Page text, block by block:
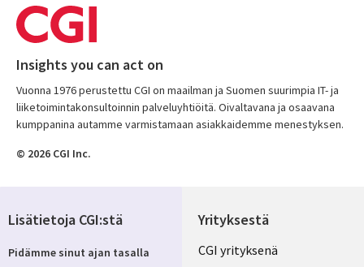
Insights you can act on
Vuonna 1976 perustettu CGI on maailman ja Suomen suurimpia IT- ja
liiketoimintakonsultoinnin palveluyhtiöitä. Oivaltavana ja osaavana
kumppanina autamme varmistamaan asiakkaidemme menestyksen.
© 2026 CGI Inc.
Yrityksestä
Useful
CGI yrityksenä
Lisätietoja CGI:stä
Pidämme sinut ajan tasalla